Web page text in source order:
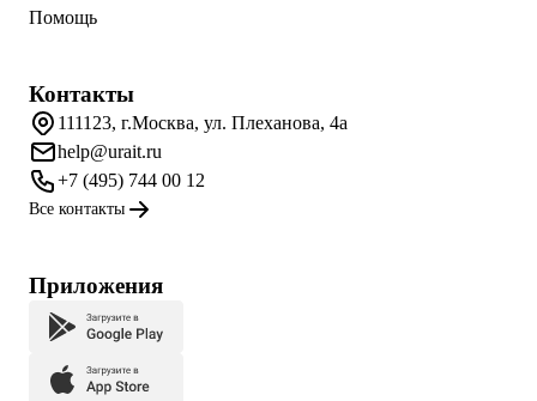
Помощь
Контакты
111123, г.Москва, ул. Плеханова, 4а
help@urait.ru
+7 (495) 744 00 12
Все контакты
Приложения